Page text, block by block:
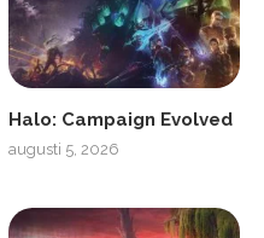
Halo: Campaign Evolved
augusti 5, 2026